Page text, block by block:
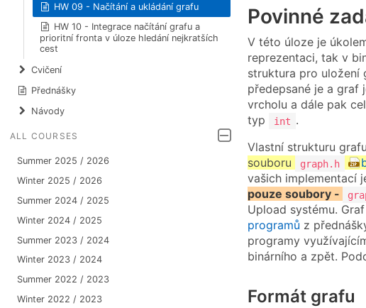
HW 09 - Načítání a ukládání grafu
HW 10 - Integrace načítání grafu a
prioritní fronta v úloze hledání nejkratších
cest
Cvičení
Přednášky
Návody
ALL COURSES
Summer 2025 / 2026
Winter 2025 / 2026
Summer 2024 / 2025
Winter 2024 / 2025
Summer 2023 / 2024
Winter 2023 / 2024
Summer 2022 / 2023
Winter 2022 / 2023
Povinné
V této úloze je
reprezentaci, tak v
struktura pro uložení
předepsané je a graf
vrcholu a dále pak
typ
int .
Vlastní strukturu
souboru
graph.h
vašich implementací
pouze soubory -
Upload systému.
programů z
programy
binárního a zpět.
Formát grafu